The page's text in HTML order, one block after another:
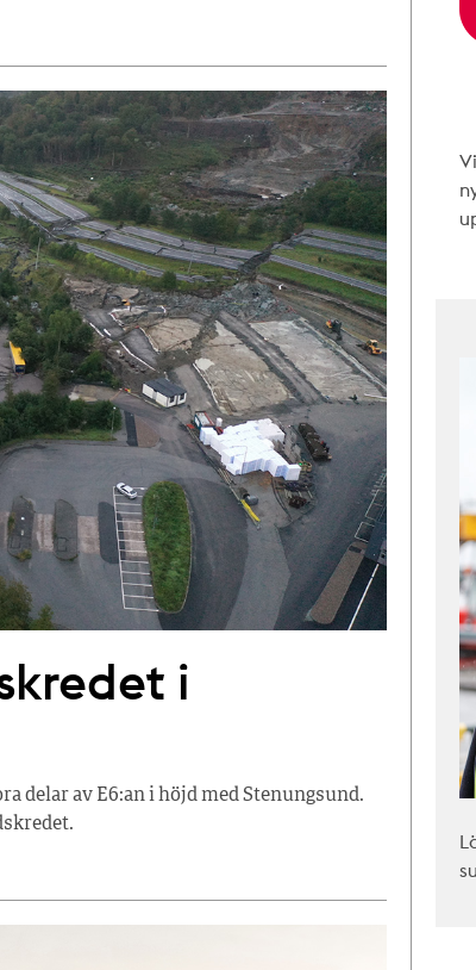
i
delar av E6:an i höjd med Stenungsund.